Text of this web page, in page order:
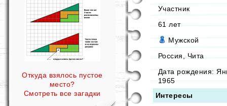
Откуда взялось пустое
место?
Смотреть все загадки
Участник
61 лет
Мужской
Россия, Чита
Дата рождения:
1965
Интересы